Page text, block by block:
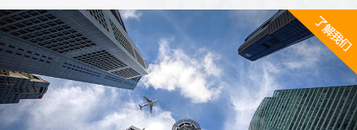
他们需要与客户进行沟通，了解客户的需求，并为他们提供
适合的收银系统解决方案。同时，代理商也需与收银系统供
应商保持密切的合作关系，...